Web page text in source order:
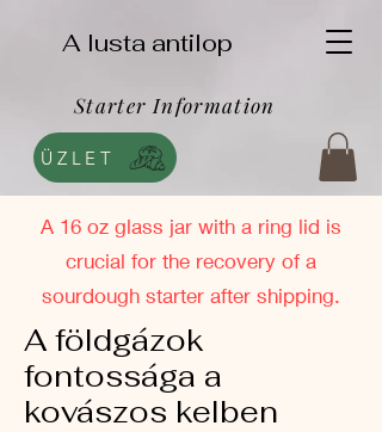
ÜZLET
A lusta antilop
Starter Information
A 16 oz glass jar with a ring lid is
crucial for the recovery of a
sourdough starter after shipping.
A földgázok
fontossága a
kovászos kelben